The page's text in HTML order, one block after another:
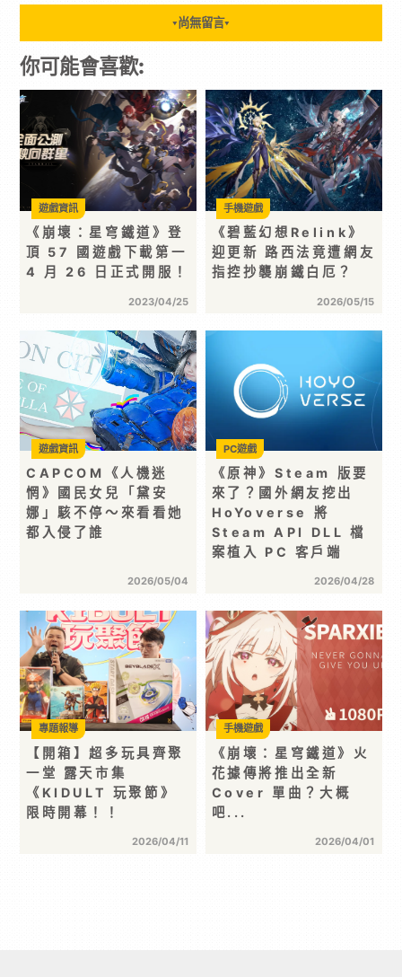
▼ 尚無留言▼
你可能會喜歡:
《崩壞：星穹鐵道》登
頂 57 國遊戲下載第一
4 月 26 日正式開服！
2023/04/25
遊戲資訊
《碧藍幻想Relink》
迎更新 路西法竟遭網友
指控抄襲崩鐵白厄？
2026/05/15
手機遊戲
CAPCOM《人機迷
惘》國民女兒「黛安
娜」駭不停～來看看她
都入侵了誰
2026/05/04
遊戲資訊
《原神》Steam 版要
來了？國外網友挖出
HoYoverse 將
Steam API DLL 檔
案植入 PC 客戶端
2026/04/28
PC遊戲
【開箱】超多玩具齊聚
一堂 露天市集
《KIDULT 玩聚節》
限時開幕！！
2026/04/11
專題報導
《崩壞：星穹鐵道》火
花據傳將推出全新
Cover 單曲？大概
吧...
2026/04/01
手機遊戲